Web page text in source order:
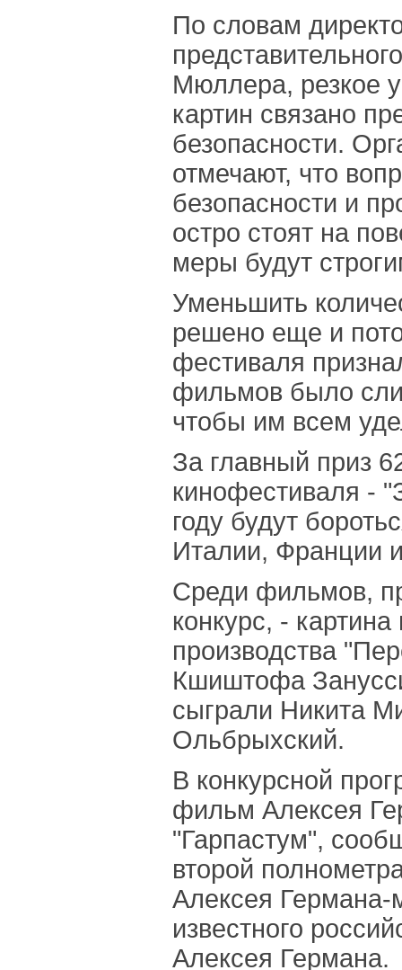
По словам
Мюллера, резкое
картин связано
безопасности.
отмечают, что
безопасности и
остро стоят на
меры будут
Уменьшить
решено еще и
фестиваля
фильмов было
чтобы им всем
За главный приз
кинофестиваля -
году будут
Италии, Франции
Среди фильмов,
конкурс, -
производства
Кшиштофа
сыграли Никита
Ольбрыхский.
В конкурсной
фильм Алексея
"Гарпастум",
второй
Алексея
известного
Алексея Германа.